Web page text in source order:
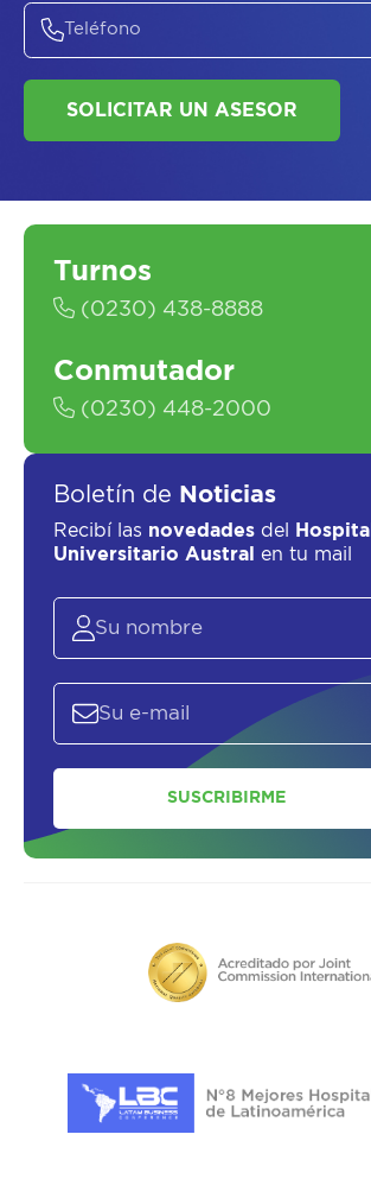
SOLICITAR UN ASESOR
Turnos
(0230) 438-8888
Conmutador
(0230) 448-2000
Boletín de Noticias
Recibí las novedades del
Hospital
Universitario Austral
en tu mail
SUSCRIBIRME